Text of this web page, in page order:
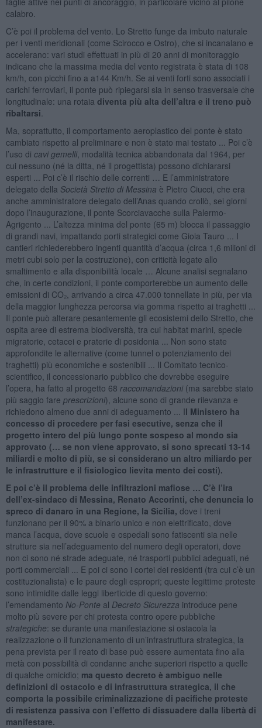
calabro.
C’è poi il problema del vento. Lo Stretto funge da imbuto naturale
per i venti meridionali (come Scirocco e Ostro), che si incanalano e
accelerano: vari studi effettuati in più di 20 anni di monitoraggio
indicano che la massima media del vento registrata è stata di 108
km/h, con picchi fino a a144 Km/h. Se ai venti forti sono associati i
carichi ferroviari, il ponte può ripiegarsi sia in senso trasversale che
longitudinale: una rotaia diventa più alta dell’altra e il treno può
ribaltarsi
Ma, soprattutto, il comportamento aeroplastico del ponte è stato
cambiato rispetto al preliminare e non è stato mai testato ... Poi c’è
l’uso di cavi gemelli, modalità tecnica abbandonata dal 1964, per
cui nessuno (né la ditta, né il progettista) possono dichiararsi
esperti ... Poi c’è il rischio delle correnti … E l’amministratore
delegato della Società Stretto di Messina è Pietro Ciucci, che era
anche amministratore delegato dell’Anas quando crollò, sei giorni
dopo l’inaugurazione, il ponte Scorciavacche sulla Palermo-
Agrigento ... L’altezza minima del ponte (65 m) blocca il passaggio
di grandi navi, impattando porti strategici come Gioia Tauro ... I
cantieri richiederebbero ingenti quantità d’acqua (circa 1,6 milioni di
metri cubi solo per la costruzione), con criticità legate allo
smaltimento e alla disponibilità locale … Alcune analisi segnalano
che, in certe condizioni, il ponte comporterebbe un aumento delle
emissioni di CO₂, arrivando a circa 47.000 tonnellate in più, per via
della maggior lunghezza percorsa via gomma rispetto ai traghetti ...
Il ponte può alterare pesantemente gli ecosistemi dello Stretto, che
ospita aree di estrema biodiversità, tra cui habitat marini, specie
migratorie, cetacei e praterie di posidonia ... Non sono state
approfondite le alternative (come tunnel o potenziamento dei
traghetti) più economiche e sostenibili ... Il Comitato tecnico-
scientifico, il concessionario pubblico che dovrebbe eseguire
l’opera, ha fatto al progetto 68 raccomandazioni(ma sarebbe stato
più saggio fare prescrizioni), alcune sono di grande rilevanza e
richiedono almeno due anni di adeguamento ... Il Ministero ha
concesso di procedere per fasi esecutive, senza che il
progetto intero del più lungo ponte sospeso al mondo sia
approvato (… se non viene approvato, si sono sprecati 13-14
miliardi e molto di più, se si considerano un altro miliardo per
le infrastrutture e il fisiologico lievita mento dei costi).
E poi c’è il problema delle infiltrazioni mafiose … C’è l’ira
dell’ex-sindaco di Messina, Renato Accorinti, che denuncia lo
spreco di danaro in una Regione, la Sicilia, dove i treni
funzionano per il 90% a binario unico e non elettrificato, dove
manca l’acqua, dove scuole e ospedali sono fatiscenti sia nelle
strutture sia nell’adeguamento del numero degli operatori, dove
non ci sono né strade adeguate, né trasporti pubblici adeguati, né
porti commerciali ... E poi ci sono i cortei dei residenti (tra cui c’è un
costituzionalista) e le paure degli espropri; queste legittime proteste
sono intimidite dalle leggi liberticide di questo governo:
l’emendamento No-Ponte al Decreto Sicurezza introduce pene
molto più severe per chi protesta contro opere pubbliche
strategiche: se durante una manifestazione si ostacola la
realizzazione o il funzionamento di un’infrastruttura strategica, la
pena prevista per il reato di base può essere aumentata fino alla
metà con possibilità di condanne anche superiori rispetto a quelle
di qualche omicidio; ma questo decreto è ambiguo nelle
definizioni di ostacolo e di infrastruttura strategica, il che
comporta la possibile criminalizzazione di pacifiche proteste
di resistenza passiva con l’effetto di dissuadere dalla libertà di
manifestare.